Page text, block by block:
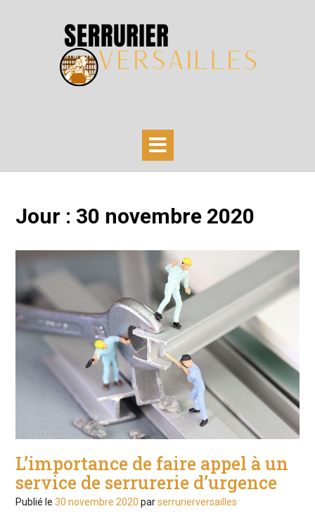
Jour : 30 novembre 2020
L’importance de faire appel à un
service de serrurerie d’urgence
Publié le 30 novembre 2020 parserrurierversailles